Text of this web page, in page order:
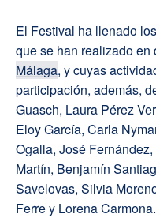
El Festival ha llenado
que se han realizado
Málaga, y cuyas
participación, además,
Guasch, Laura Pérez
Eloy García, Carla
Ogalla, José
Martín, Benjamín
Savelovas, Silvia
Ferre y Lorena Carmona.